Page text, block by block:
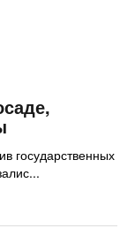
государственных